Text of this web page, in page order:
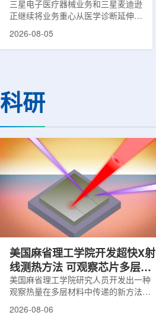
三星电子医疗器械业务和三星麦迪逊
正继续将业务重心从医学诊断延伸至
治疗领域。8月5日，三星HME美国
CT扫描仪BodyTom与Accuray机器
人放射外科平台CyberKnife相结合。
连接起来，使医务人员能够更准确地
确...
2026-08-05
科研
美国麻省理工学院开发超快X射
线测热方法 可观察芯片多层结
构热传递
美国麻省理工学院研究人员开发出一种
观察热量在多层材料中传递的新方法，
2026-08-06